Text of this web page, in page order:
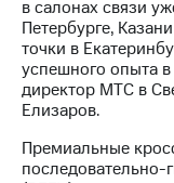
ПАО
"МТС"
Собрания
Личный
акционера
в салонах связи
Петербурге,
точки в
успешного опыта
директор МТС в
Елизаров.
Премиальные